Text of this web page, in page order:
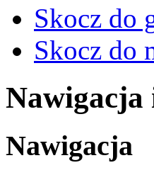
Skocz do
Skocz do
Nawigacja
Nawigacja